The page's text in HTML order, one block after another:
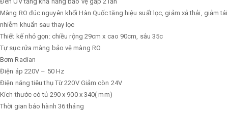
Màng RO đúc nguyên khối Hàn Quốc tăng hiệu suất lọc, giảm xả thải, giảm tái
nhiễm khuẩn sau thay lọc
Thiết kế nhỏ gọn: chiều rộng 29cm x cao 90cm, sâu 35c
Tự sục rửa màng bảo vệ màng RO
Bơm Radian
Điện áp 220V – 50 Hz
Điện năng tiêu thụ Từ 220V Giảm còn 24V
Kích thước có tủ 290 x 900 x 340( mm)
Thời gian bảo hành 36 tháng